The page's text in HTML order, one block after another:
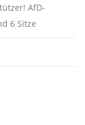
AfD-
6 Sitze